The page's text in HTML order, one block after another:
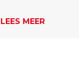
LEES MEER